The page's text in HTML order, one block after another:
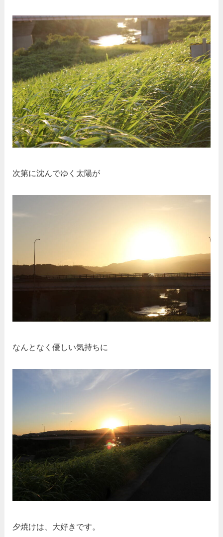
次第に沈んでゆく太陽が
なんとなく優しい気持ちに
夕焼けは、大好きです。